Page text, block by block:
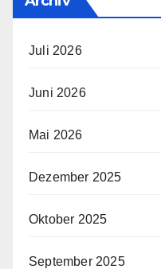
Juli 2026
Juni 2026
Mai 2026
Dezember 2025
Oktober 2025
September 2025